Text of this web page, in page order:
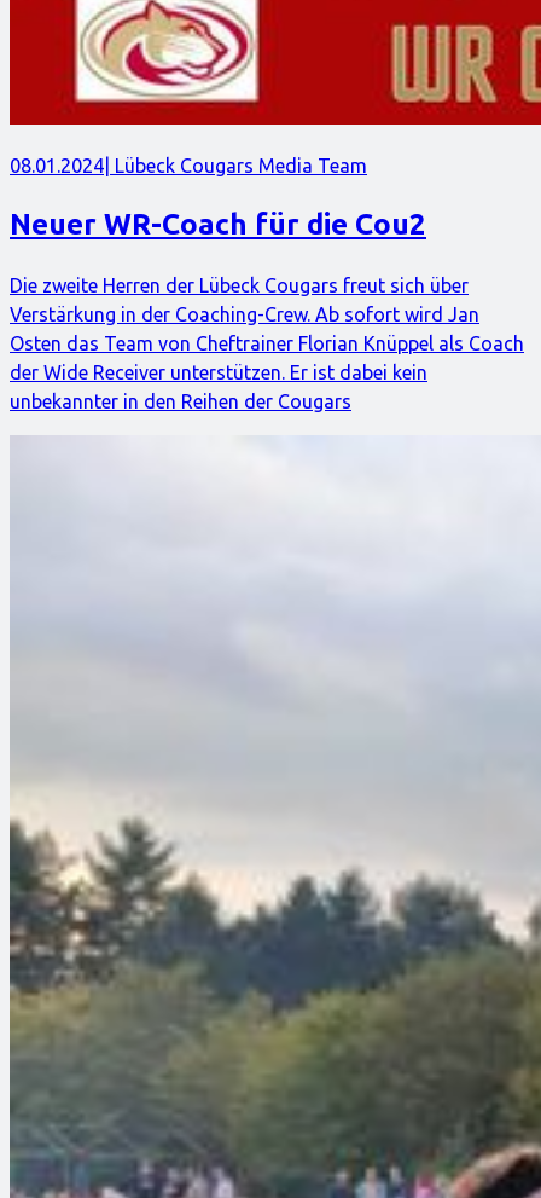
08.01.2024 | Lübeck Cougars Media Team
Neuer WR-Coach für die Cou2
Die zweite Herren der Lübeck Cougars freut sich über
Verstärkung in der Coaching-Crew. Ab sofort wird Jan
Osten das Team von Cheftrainer Florian Knüppel als Coach
der Wide Receiver unterstützen. Er ist dabei kein
unbekannter in den Reihen der Cougars